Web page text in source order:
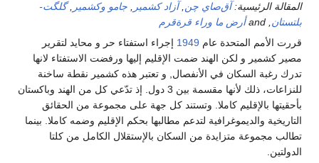
الرئيسية:آق‌صاي چن,آزاد كشمير,جامو وكشمير,گلگت-
, and
أرض ما وراء قرةقرم
الأمم المتحدة عام1949 إجراء استفتاء حر و محايد لتقرير
كشمير و لكن الهند ضمت الإقليم إليها ورفضت الاستفتاء لانها
رغبة السكان في الأنفصال, و تعتبر هذه كشمير نقطة ساخنة
للنزاعات، ذلك لأنها مقسمة بين 3 دول. إذ تدّعي كل من الهند وباكستان
بالإقليم كاملا. وتستند كل جهة على مجموعة من الحقائق
والديموغرافية لتدعم مطالبها بحكم الإقليم وضمه كاملا. بينما
مجموعة متزايدة من السكان بالإستقلال الكامل من كلتا